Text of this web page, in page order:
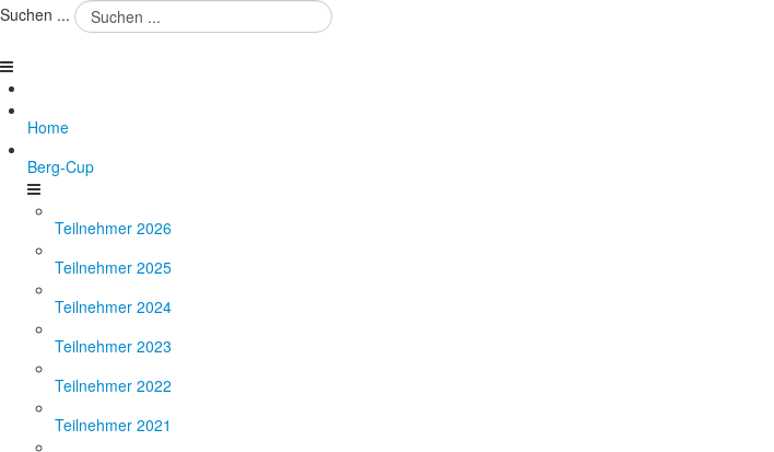
Suchen ...
Home
Berg-Cup
Teilnehmer 2026
Teilnehmer 2025
Teilnehmer 2024
Teilnehmer 2023
Teilnehmer 2022
Teilnehmer 2021